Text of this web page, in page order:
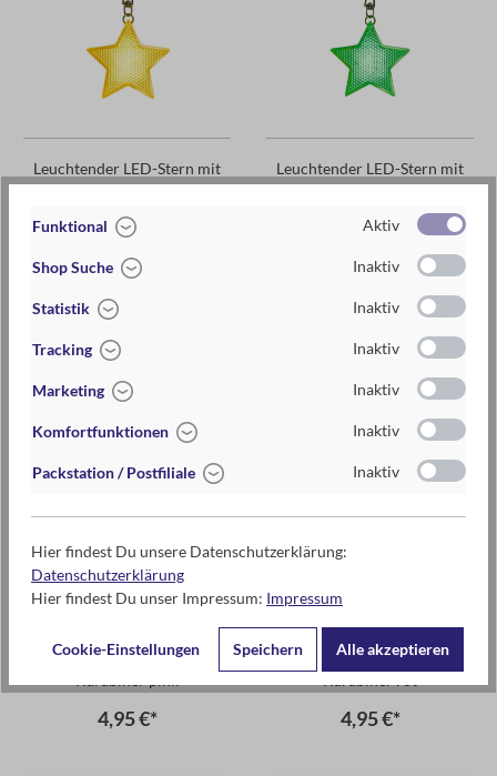
Leuchtender LED-Stern mit
4,95 €*
Leuchtender LED-Stern mit
4,95 €*
Leuchtender LED-Stern mit
4,95 €*
Leuchtender LED-Stern mit
4,95 €*
Funktional Aktiv
Shop Suche Inaktiv
Statistik Inaktiv
Tracking Inaktiv
Marketing Inaktiv
Komfortfunktionen Inaktiv
Packstation / Postfiliale Inaktiv
Hier findest Du unsere Datenschutzerklärung:
Datenschutzerklärung
Hier findest Du unser Impressum: Impressum
Cookie-Einstellungen Speichern Alle akzeptieren